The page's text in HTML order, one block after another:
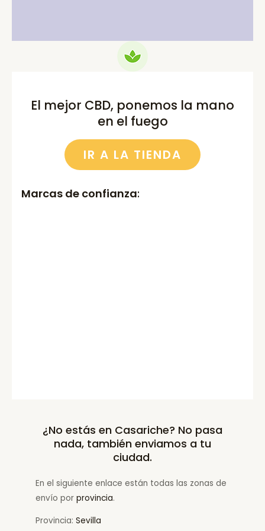
El mejor CBD, ponemos la mano
en el fuego
IR A LA TIENDA
Marcas de confianza:
¿No estás en Casariche? No pasa
nada, también enviamos a tu
ciudad.
En el siguiente enlace están todas las zonas de
envío por provincia.
Provincia: Sevilla